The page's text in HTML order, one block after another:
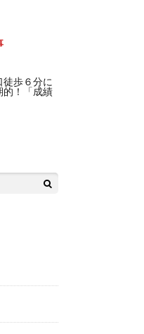
徒歩６分に
的！「成績